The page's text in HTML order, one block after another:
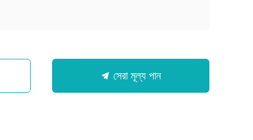
সেরা মূল্য পান